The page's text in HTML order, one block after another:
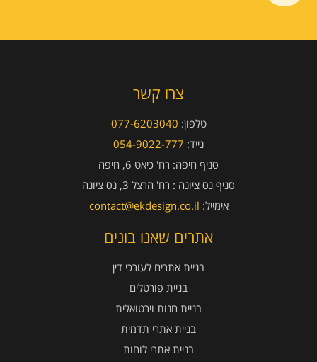
צרו קשר
טלפון: 077-6203040
נייד: 054-9022-777
סניף חיפה: רח' כיאט 6, חיפה
סניף נס ציונה : רח' הרצל 3, נס ציונה
אימייל: contact@ekdesign.co.il
אתרים שאנו בונים
בניית אתרים לעורכי דין
בניית פורטלים
בניית חנות וירטואלית
בניית אתרי תדמית
בניית אתרי לוחות